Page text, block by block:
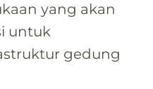
yang akan
untuk
gedung